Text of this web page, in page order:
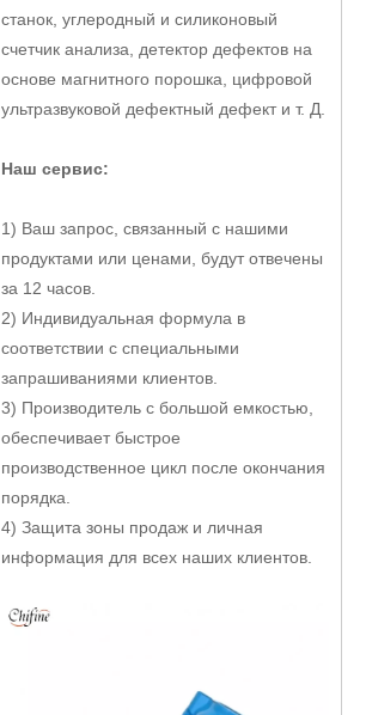
станок, углеродный и силиконовый
счетчик анализа, детектор дефектов на
основе магнитного порошка, цифровой
ультразвуковой дефектный дефект и т. Д.
Наш сервис:
1) Ваш запрос, связанный с нашими
продуктами или ценами, будут отвечены
за 12 часов.
2) Индивидуальная формула в
соответствии с специальными
запрашиваниями клиентов.
3) Производитель с большой емкостью,
обеспечивает быстрое
производственное цикл после окончания
порядка.
4) Защита зоны продаж и личная
информация для всех наших клиентов.